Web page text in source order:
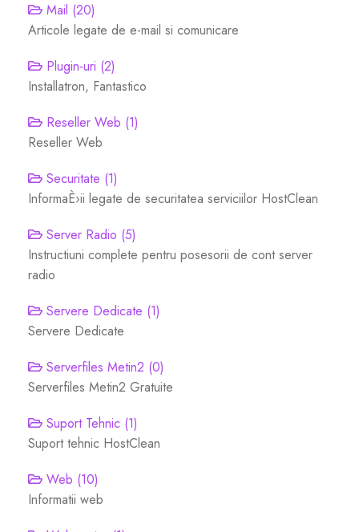
Segurança Website
Professional Email
VPN
SEO Tools
Site Builder
Site & Server Monitoring
VPN
Registar um novo domínio
Mail (20)
Articole legate de e-mail si comunicare
Plugin-uri (2)
Installatron, Fantastico
Reseller Web (1)
Reseller Web
Securitate (1)
InformaÈ›ii legate de securitatea serviciilor HostClean
Server Radio (5)
Instructiuni complete pentru posesorii de cont server
radio
Servere Dedicate (1)
Servere Dedicate
Serverfiles Metin2 (0)
Serverfiles Metin2 Gratuite
Suport Tehnic (1)
Suport tehnic HostClean
Web (10)
Informatii web